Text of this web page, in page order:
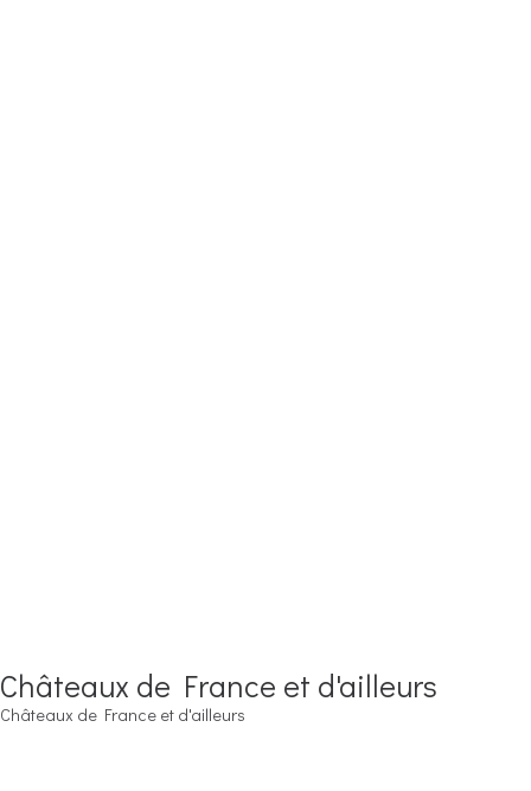
Châteaux de France et d'ailleurs
Châteaux de France et d'ailleurs